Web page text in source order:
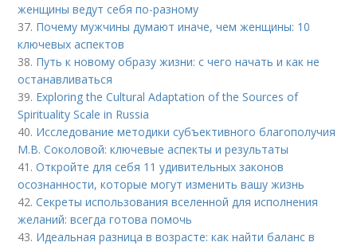
женщины ведут себя по-разному
37. Почему мужчины думают иначе, чем женщины: 10
ключевых аспектов
38. Путь к новому образу жизни: с чего начать и как не
останавливаться
39. Exploring the Cultural Adaptation of the Sources of
Spirituality Scale in Russia
40. Исследование методики субъективного благополучия
М.В. Соколовой: ключевые аспекты и результаты
41.Откройте для себя 11 удивительных законов
осознанности, которые могут изменить вашу жизнь
42.Секреты использования вселенной для исполнения
желаний: всегда готова помочь
43. Идеальная разница в возрасте: как найти баланс в